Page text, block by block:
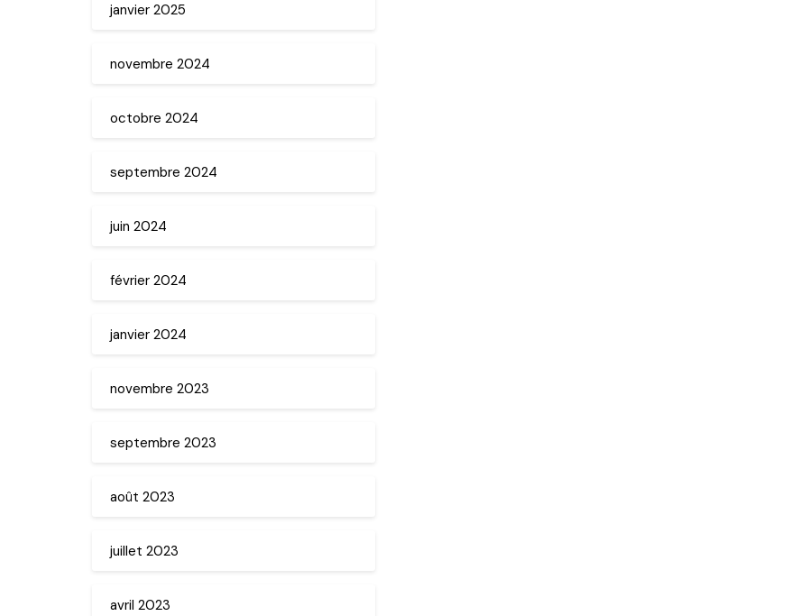
janvier 2025
novembre 2024
octobre 2024
septembre 2024
juin 2024
février 2024
janvier 2024
novembre 2023
septembre 2023
août 2023
juillet 2023
avril 2023